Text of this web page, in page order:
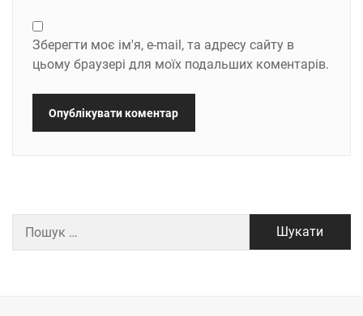
Зберегти моє ім'я, e-mail, та адресу сайту в
цьому браузері для моїх подальших коментарів.